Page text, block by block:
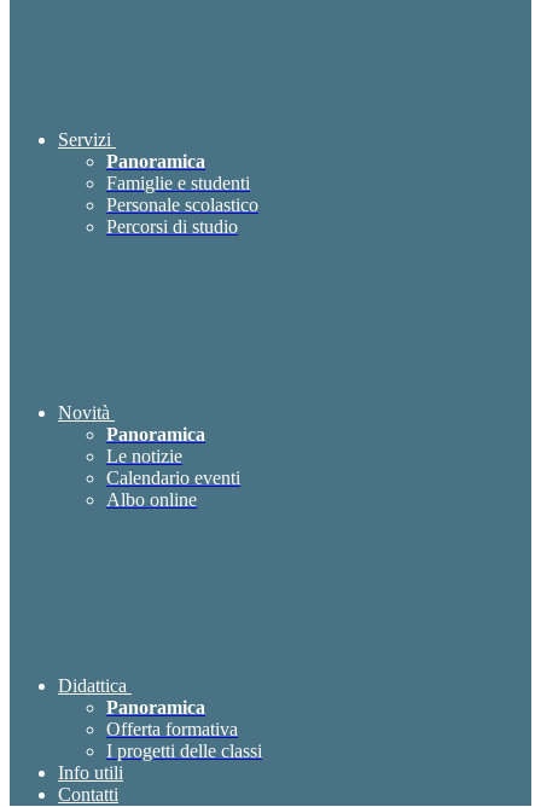
Servizi
Panoramica
Famiglie e studenti
Personale scolastico
Percorsi di studio
Novità
Panoramica
Le notizie
Calendario eventi
Albo online
Didattica
Panoramica
Offerta formativa
I progetti delle classi
Info utili
Contatti